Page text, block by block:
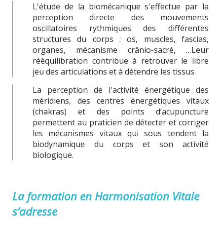
L'étude de la biomécanique s'effectue par la
perception directe des mouvements
oscillatoires rythmiques des différentes
structures du corps : os, muscles, fascias,
organes, mécanisme crânio-sacré, …Leur
rééquilibration contribue à retrouver le libre
jeu des articulations et à détendre les tissus.
La perception de l'activité énergétique des
méridiens, des centres énergétiques vitaux
(chakras) et des points d’acupuncture
permettent au praticien de détecter et corriger
les mécanismes vitaux qui sous tendent la
biodynamique du corps et son activité
biologique.
La formation en Harmonisation Vitale
s’adresse